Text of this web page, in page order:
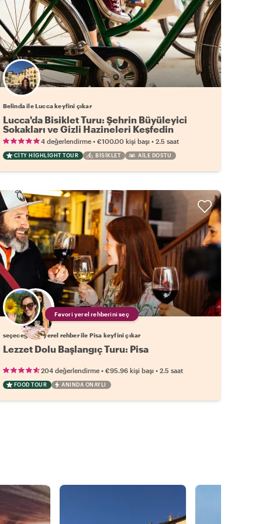
Belinda ile Lucca keyfini çıkar
Lucca'da Bisiklet Turu: Şehrin Büyüleyici
Sokakları ve Gizli Hazineleri Keşfedin
4 değerlendirme• €100.00 kişi başı• 2.5 saat
CITY HIGHLIGHT TOUR BISIKLET AILE DOSTU
Favori yerel rehberini seç
seçeceğin bir yerel rehber ile Pisa keyfini çıkar
Lezzet Dolu Başlangıç Turu: Pisa
204 değerlendirme• €95.96 kişi başı• 2.5 saat
FOOD TOUR ANINDA ONAYLI